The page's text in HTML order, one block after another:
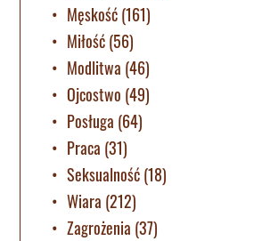
Męskość(161)
Miłość(56)
Modlitwa (46)
Ojcostwo (49)
Posługa (64)
Praca (31)
Seksualność(18)
Wiara (212)
Zagrożenia (37)